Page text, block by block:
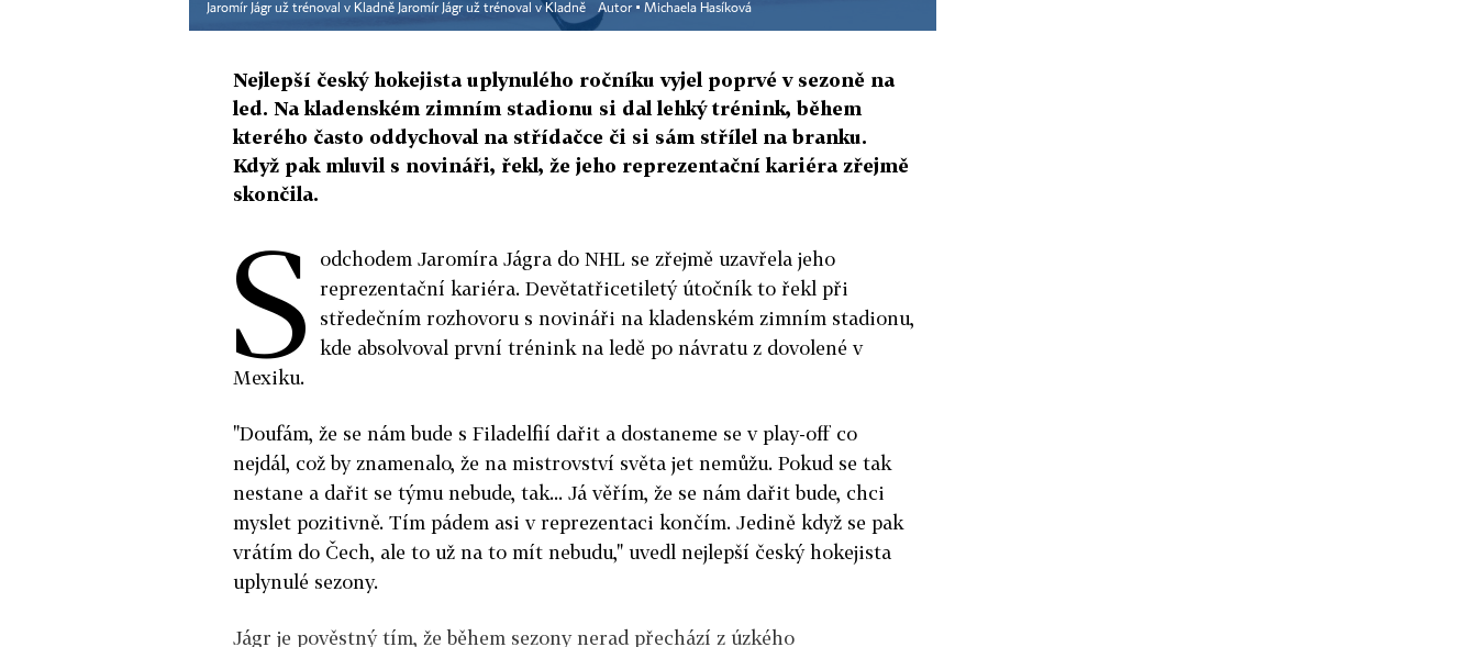
Jaromír Jágr už trénoval v Kladně Jaromír Jágr už trénoval v Kladně Autor ▪ Michaela Hasíková
Nejlepší český hokejista uplynulého ročníku vyjel poprvé v sezoně na
led. Na kladenském zimním stadionu si dal lehký trénink, během
kterého často oddychoval na střídačce či si sám střílel na branku.
Když pak mluvil s novináři, řekl, že jeho reprezentační kariéra zřejmě
skončila.
S
odchodem Jaromíra Jágra do NHL se zřejmě uzavřela jeho
reprezentační kariéra. Devětatřicetiletý útočník to řekl při
středečním rozhovoru s novináři na kladenském zimním stadionu,
kde absolvoval první trénink na ledě po návratu z dovolené v
Mexiku.
"Doufám, že se nám bude s Filadelfií dařit a dostaneme se v play-off co
nejdál, což by znamenalo, že na mistrovství světa jet nemůžu. Pokud se tak
nestane a dařit se týmu nebude, tak... Já věřím, že se nám dařit bude, chci
myslet pozitivně. Tím pádem asi v reprezentaci končím. Jedině když se pak
vrátím do Čech, ale to už na to mít nebudu," uvedl nejlepší český hokejista
uplynulé sezony.
Jágr je pověstný tím, že během sezony nerad přechází z úzkého